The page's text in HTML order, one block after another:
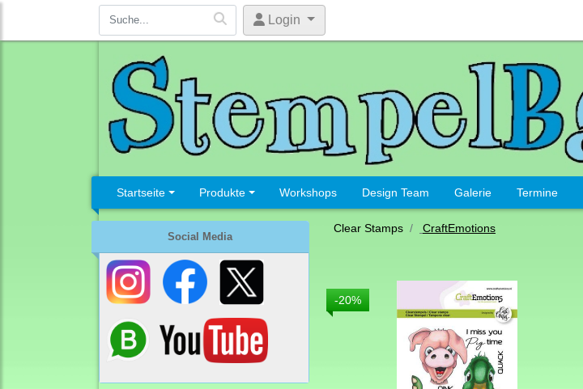
Login
Startseite Produkte Workshops Design Team Galerie Termine
Social Media
Clear Stamps CraftEmotions
-20%